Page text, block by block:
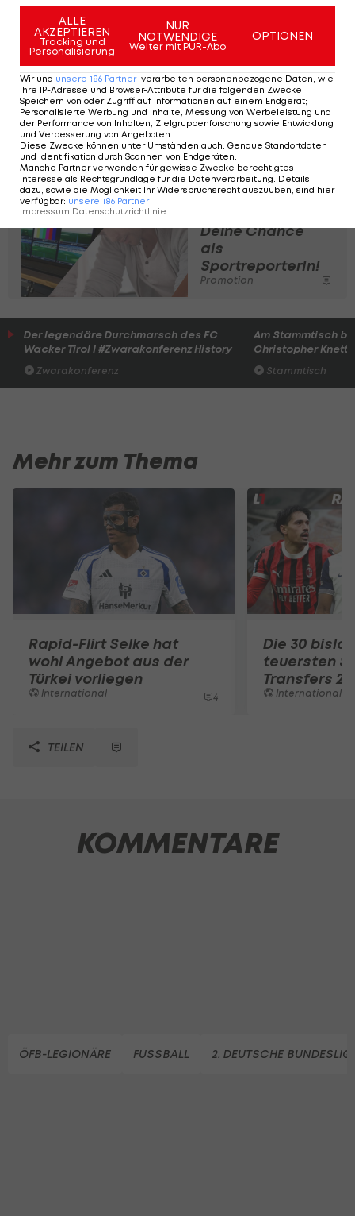
unter Vertrag steht.
Entlassung
bei
Bundesliga-
Absteiger
International
Lehrredaktion:
Deine Chance
als
SportreporterIn!
Promotion
Der legendäre Durchmarsch des FC
Wacker Tirol I #Zwarakonferenz History
Zwarakonferenz
Am Stammtisch
Christopher Knett
Stammtisch
Mehr zum Thema
Rapid-Flirt Selke hat
wohl Angebot aus der
Türkei vorliegen
International 4
Die 30
teuersten
Transfers
International
TEILEN
KOMMENTARE
ÖFB-LEGIONÄRE FUSSBALL 2. DEUTSCHE
ALLE
AKZEPTIEREN
Tracking und
Personalisierung
NUR
NOTWENDIGE
Weiter mit PUR-Abo
OPTIONEN
Wir und unsere 186 Partner verarbeiten personenbezogene Daten, wie
Ihre IP-Adresse und Browser-Attribute für die folgenden Zwecke:
Speichern von oder Zugriff auf Informationen auf einem Endgerät;
Personalisierte Werbung und Inhalte, Messung von Werbeleistung und
der Performance von Inhalten, Zielgruppenforschung sowie Entwicklung
und Verbesserung von Angeboten
Diese Zwecke können unter Umständen auch: Genaue Standortdaten
und Identifikation durch Scannen von Endgeräten
Manche Partner verwenden für gewisse Zwecke berechtigtes
Interesse als Rechtsgrundlage für die Datenverarbeitung. Details
dazu, sowie die Möglichkeit Ihr Widerspruchsrecht auszuüben, sind hier
verfügbar: unsere 186 Partner
Impressum|Datenschutzrichtlinie